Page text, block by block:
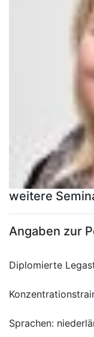
weitere
Angaben zur
Diplomierte
Sprachen: